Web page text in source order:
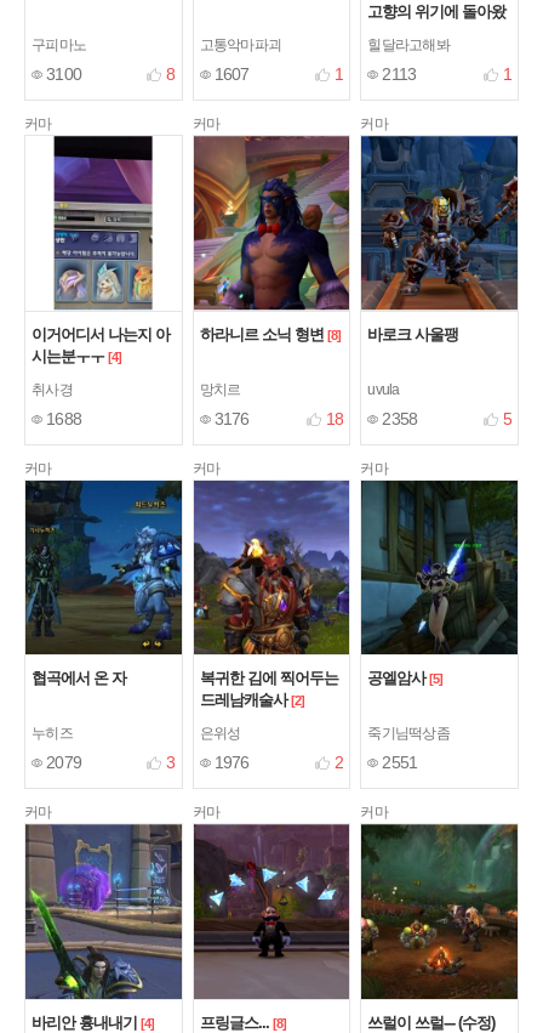
구피마노
3100 8
고통악마파괴
1607 1
고향의 위기에 돌아왔
힐달라고해봐
2113 1
커마
이거어디서 나는지 아
시는분ㅜㅜ [4]
취사경
1688
커마
하라니르 소닉 형변 [8]
망치르
3176 18
커마
바로크 사울팽
uvula
2358 5
커마
협곡에서 온 자
누히즈
2079 3
커마
복귀한 김에 찍어두는
드레남캐술사 [2]
은위성
1976 2
커마
공엘암사 [5]
죽기님떡상좀
2551
커마
바리안 흉내내기 [4]
커마
프링글스... [8]
커마
쓰럴이 쓰럴--- (수정)